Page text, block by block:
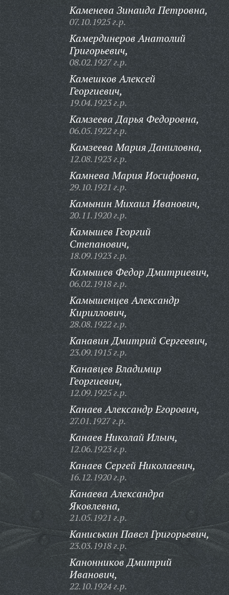
Каменева Зинаида Петровна,
07.10.1925 г.р.
Камердинеров Анатолий
Григорьевич,
08.02.1927 г.р.
Камешков Алексей
Георгиевич,
19.04.1923 г.р.
Камзеева Дарья Федоровна,
06.05.1922 г.р.
Камзеева Мария Даниловна,
12.08.1923 г.р.
Камнева Мария Иосифовна,
29.10.1921 г.р.
Камынин Михаил Иванович,
20.11.1920 г.р.
Камышев Георгий
Степанович,
18.09.1923 г.р.
Камышев Федор Дмитриевич,
06.02.1918 г.р.
Камышенцев Александр
Кириллович,
28.08.1922 г.р.
Канавин Дмитрий Сергеевич,
23.09.1915 г.р.
Канавцев Владимир
Георгиевич,
12.09.1925 г.р.
Канаев Александр Егорович,
27.01.1927 г.р.
Канаев Николай Ильич,
12.06.1923 г.р.
Канаев Сергей Николаевич,
16.12.1920 г.р.
Канаева Александра
Яковлевна,
21.05.1921 г.р.
Каниськин Павел Григорьевич,
23.03.1918 г.р.
Канонников Дмитрий
Иванович,
22.10.1924 г.р.